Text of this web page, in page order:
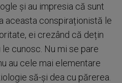
și au impresia că sunt
aceasta conspiraționistă le
ei crezând că dețin
cunosc. Nu mi se pare
au cele mai elementare
să-și dea cu părerea.